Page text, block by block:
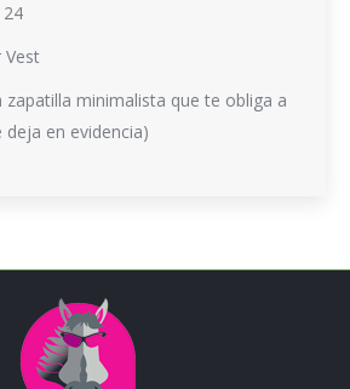
Vest
zapatilla minimalista que te obliga a
en evidencia)